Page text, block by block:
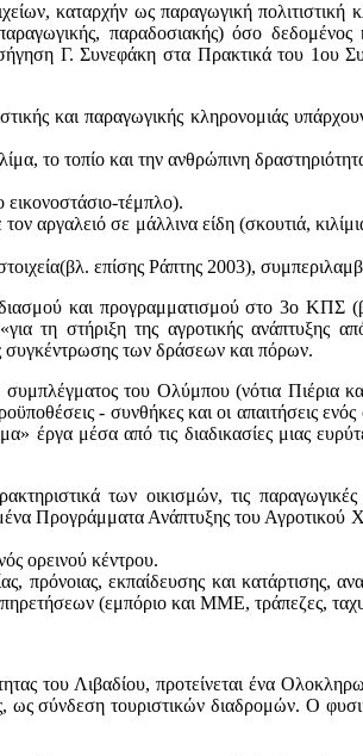
καταρχήν ως παραγωγική
παραδοσιακής) όσο
Γ. Συνεφάκη στα Πρακτικά του
και παραγωγικής κληρονομιάς
το τοπίο και την ανθρώπινη
τέμπλο).
αργαλειό σε μάλλινα είδη (σκουτιά,
επίσης Ράπτης 2003),
και προγραμματισμού στο 3ο ΚΠΣ
τη στήριξη της αγροτικής ανάπτυξης
συγκέντρωσης των δράσεων και πόρων.
του Ολύμπου (νότια Πιέρια
- συνθήκες και οι
μέσα από τις διαδικασίες μιας
των οικισμών, τις
Προγράμματα Ανάπτυξης του
ορεινού κέντρου.
πρόνοιας, εκπαίδευσης και
(εμπόριο και ΜΜΕ, τράπεζες,
του Λιβαδίου, προτείνεται ένα
ως σύνδεση τουριστικών διαδρομών. Ο